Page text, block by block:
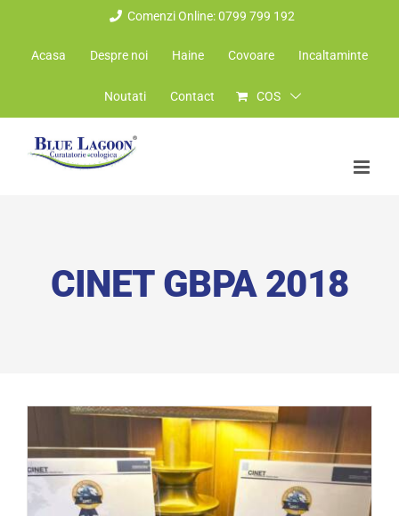
Comenzi Online: 0799 799 192
Acasa Despre noi Haine Covoare Incaltaminte
Noutati Contact COS
CINET GBPA 2018